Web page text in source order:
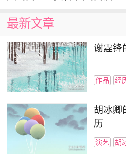
排名第31位。
2016年，杨幂领衔主演
刀2：修罗战场》；6月，她
《亲爱的翻译官》播出，而
绩取得了全国年度电视剧收
颇高的话题热议度；随后，
CG奇幻片《爵迹》在全国
最新文章
谢霆锋
作品 经
胡冰卿
历
演艺 胡